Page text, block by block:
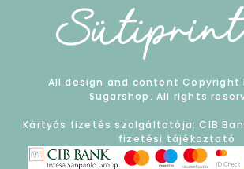
All design and content Copyright
Sugarshop. All rights
Kártyás fizetés szolgáltatója: CIB
fizetési tájékoztató